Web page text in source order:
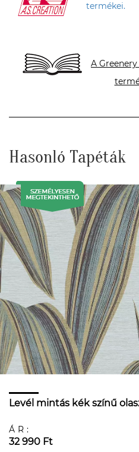
termékei.
A
Hasonló Tapéták
Levél mintás kék színű
ÁR:
32 990 Ft